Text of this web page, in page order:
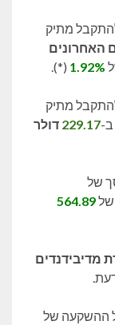
מתיק
האחרונים
1.92%
(*).
מתיק
ב-229.17 דולר
של
של564.89
מדיבידנדים
ההשקעה של